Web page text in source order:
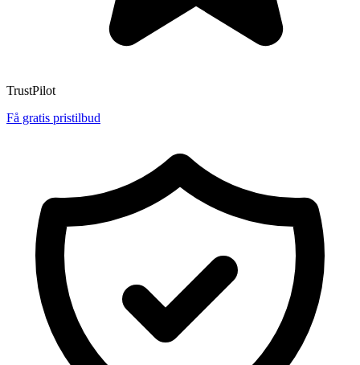
TrustPilot
Få gratis pristilbud